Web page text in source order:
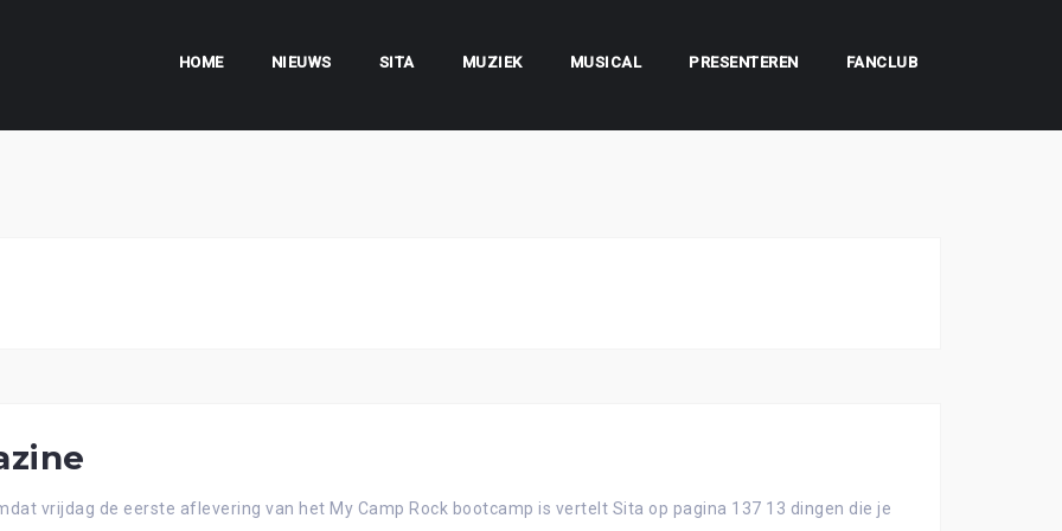
HOME NIEUWS SITA MUZIEK MUSICAL PRESENTEREN FANCLUB
vrijdag de eerste aflevering van het My Camp Rock bootcamp is vertelt Sita op pagina 137 13 dingen die je